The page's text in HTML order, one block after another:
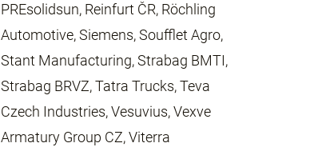
PREsolidsun, Reinfurt ČR, Röchling
Automotive, Siemens, Soufflet Agro,
Stant Manufacturing, Strabag BMTI,
Strabag BRVZ, Tatra Trucks, Teva
Czech Industries, Vesuvius, Vexve
Armatury Group CZ, Viterra